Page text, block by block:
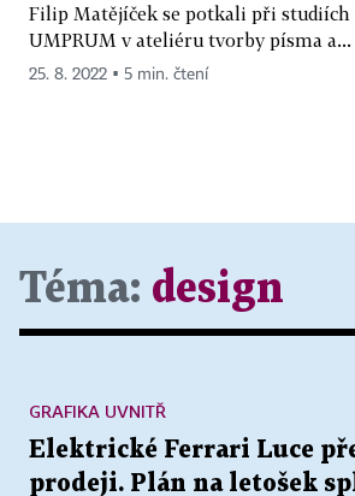
Filip Matějíček se potkali při studiích
UMPRUM v ateliéru tvorby písma a...
25. 8. 2022 ▪ 5 min. čtení
Téma: design
Elektrické Ferrari Luce
prodeji. Plán na letošek
GRAFIKA UVNITŘ